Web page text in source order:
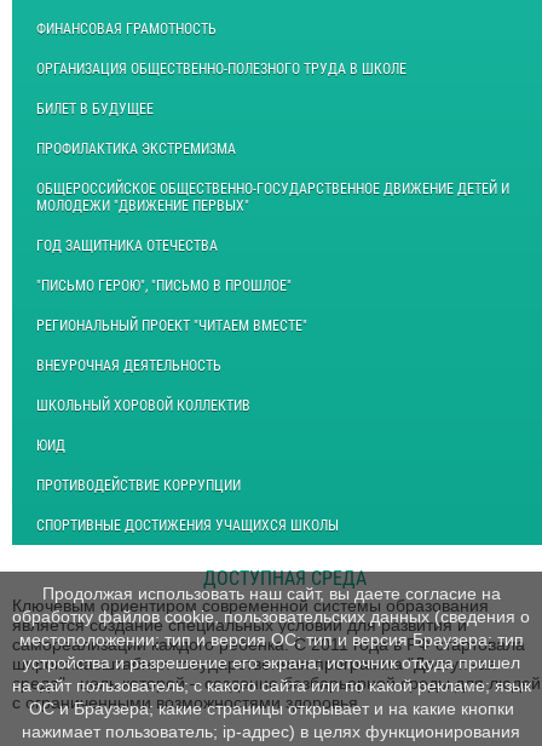
ФИНАНСОВАЯ ГРАМОТНОСТЬ
ОРГАНИЗАЦИЯ ОБЩЕСТВЕННО-ПОЛЕЗНОГО ТРУДА В ШКОЛЕ
БИЛЕТ В БУДУЩЕЕ
ПРОФИЛАКТИКА ЭКСТРЕМИЗМА
ОБЩЕРОССИЙСКОЕ ОБЩЕСТВЕННО-ГОСУДАРСТВЕННОЕ ДВИЖЕНИЕ ДЕТЕЙ И
МОЛОДЕЖИ "ДВИЖЕНИЕ ПЕРВЫХ"
ГОД ЗАЩИТНИКА ОТЕЧЕСТВА
"ПИСЬМО ГЕРОЮ", "ПИСЬМО В ПРОШЛОЕ"
РЕГИОНАЛЬНЫЙ ПРОЕКТ "ЧИТАЕМ ВМЕСТЕ"
ВНЕУРОЧНАЯ ДЕЯТЕЛЬНОСТЬ
ШКОЛЬНЫЙ ХОРОВОЙ КОЛЛЕКТИВ
ЮИД
ПРОТИВОДЕЙСТВИЕ КОРРУПЦИИ
СПОРТИВНЫЕ ДОСТИЖЕНИЯ УЧАЩИХСЯ ШКОЛЫ
ДОСТУПНАЯ СРЕДА
Ключевым ориентиром современной системы образования
является создание специальных условий для развития и
самореализации каждого ребенка. С 2011 года в РФ стартовала
широкомасштабная государственная программа "Доступная
среда", цель которой – создание безбарьерной среды для людей
с ограниченными возможностями здоровья.
Продолжая использовать наш сайт, вы даете согласие на
обработку файлов cookie, пользовательских данных (сведения о
местоположении; тип и версия ОС; тип и версия Браузера; тип
устройства и разрешение его экрана; источник откуда пришел
на сайт пользователь; с какого сайта или по какой рекламе; язык
ОС и Браузера; какие страницы открывает и на какие кнопки
нажимает пользователь; ip-адрес) в целях функционирования